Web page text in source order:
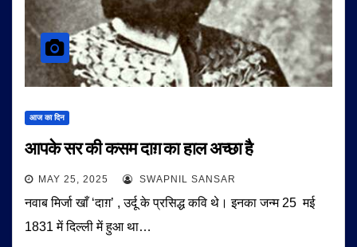
आज का दिन
आपके सर की कसम दाग़ का हाल अच्छा है
MAY 25, 2025 SWAPNIL SANSAR
नवाब मिर्जा खाँ ‘दाग़’ , उर्दू के प्रसिद्ध कवि थे। इनका जन्म 25 मई
1831 में दिल्ली में हुआ था…